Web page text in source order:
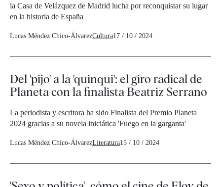
la Casa de Velázquez de Madrid lucha por reconquistar su lugar
en la historia de España
Lucas Méndez Chico-ÁlvarezCultura17 / 10 / 2024
Del 'pijo' a la 'quinqui': el giro radical de
Planeta con la finalista Beatriz Serrano
La periodista y escritora ha sido Finalista del Premio Planeta
2024 gracias a su novela iniciática 'Fuego en la garganta'
Lucas Méndez Chico-ÁlvarezLiteratura15 / 10 / 2024